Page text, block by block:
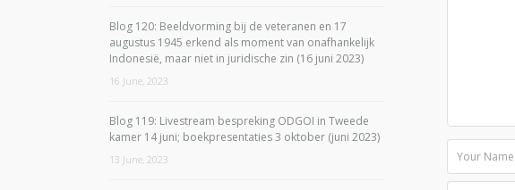
Blog 120: Beeldvorming bij de veteranen en 17
augustus 1945 erkend als moment van onafhankelijk
Indonesië, maar niet in juridische zin (16 juni 2023)
16 June, 2023
Blog 119: Livestream bespreking ODGOI in Tweede
kamer 14 juni; boekpresentaties 3 oktober (juni 2023)
13 June, 2023